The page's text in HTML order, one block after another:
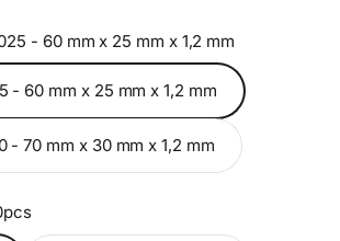
- 60 mm x 25 mm x 1,2 mm
- 60 mm x 25 mm x 1,2 mm
- 70 mm x 30 mm x 1,2 mm